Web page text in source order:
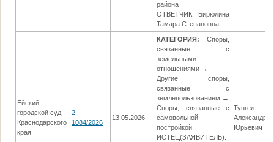
района
ОТВЕТЧИК: Бирюлина
Тамара Степановна
Ейский
городской суд
Краснодарского
края
2-
1084/2026
13.05.2026
КАТЕГОРИЯ:
Споры,
связанные с
земельными
отношениями →
Другие споры,
связанные с
землепользованием →
Споры, связанные с
самовольной
постройкой
ИСТЕЦ(ЗАЯВИТЕЛЬ):
Тунгел
Александр
Юрьевич